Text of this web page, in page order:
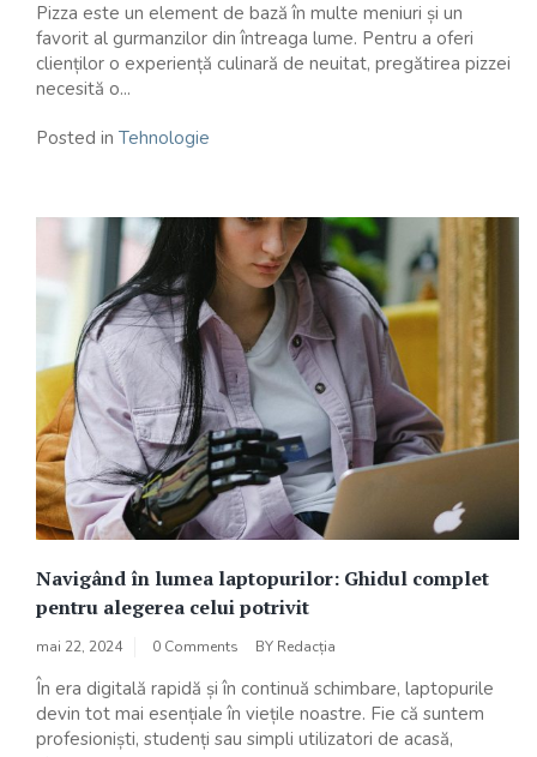
Pizza este un element de bază în multe meniuri și un
favorit al gurmanzilor din întreaga lume. Pentru a oferi
clienților o experiență culinară de neuitat, pregătirea pizzei
necesită o...
Posted in Tehnologie
Navigând în lumea laptopurilor: Ghidul complet
pentru alegerea celui potrivit
mai 22, 2024 0 Comments BY Redacția
În era digitală rapidă și în continuă schimbare, laptopurile
devin tot mai esențiale în viețile noastre. Fie că suntem
profesioniști, studenți sau simpli utilizatori de acasă,